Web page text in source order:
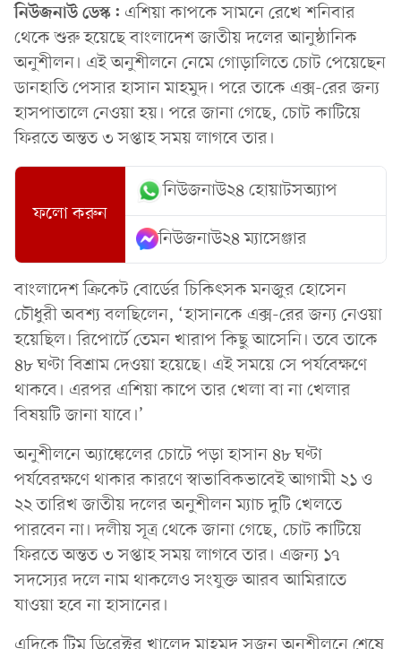
নিউজনাউ ডেস্ক: এশিয়া কাপকে সামনে রেখে শনিবার
থেকে শুরু হয়েছে বাংলাদেশ জাতীয় দলের আনুষ্ঠানিক
অনুশীলন। এই অনুশীলনে নেমে গোড়ালিতে চোট পেয়েছেন
ডানহাতি পেসার হাসান মাহমুদ। পরে তাকে এক্স-রের জন্য
হাসপাতালে নেওয়া হয়। পরে জানা গেছে, চোট কাটিয়ে
ফিরতে অন্তত ৩ সপ্তাহ সময় লাগবে তার।
ফলো করুন
নিউজনাউ২৪ হোয়াটসঅ্যাপ
নিউজনাউ২৪ ম্যাসেঞ্জার
বাংলাদেশ ক্রিকেট বোর্ডের চিকিৎসক মনজুর হোসেন
চৌধুরী অবশ্য বলছিলেন, ‘হাসানকে এক্স-রের জন্য নেওয়া
হয়েছিল। রিপোর্টে তেমন খারাপ কিছু আসেনি। তবে তাকে
৪৮ ঘণ্টা বিশ্রাম দেওয়া হয়েছে। এই সময়ে সে পর্যবেক্ষণে
থাকবে। এরপর এশিয়া কাপে তার খেলা বা না খেলার
বিষয়টি জানা যাবে।’
অনুশীলনে অ্যাঙ্কেলের চোটে পড়া হাসান ৪৮ ঘণ্টা
পর্যবেরক্ষণে থাকার কারণে স্বাভাবিকভাবেই আগামী ২১ ও
২২ তারিখ জাতীয় দলের অনুশীলন ম্যাচ দুটি খেলতে
পারবেন না। দলীয় সূত্র থেকে জানা গেছে, চোট কাটিয়ে
ফিরতে অন্তত ৩ সপ্তাহ সময় লাগবে তার। এজন্য ১৭
সদস্যের দলে নাম থাকলেও সংযুক্ত আরব আমিরাতে
যাওয়া হবে না হাসানের।